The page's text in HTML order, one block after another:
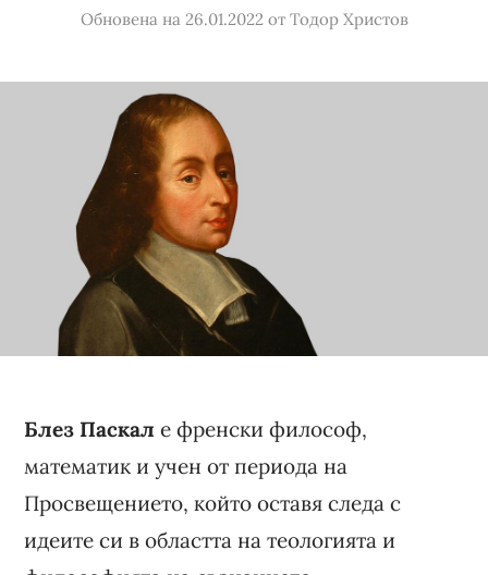
Обновена на 26.01.2022от Тодор Христов
Блез Паскал е френски философ,
математик и учен от периода на
Просвещението, който оставя следа с
идеите си в областта на теологията и